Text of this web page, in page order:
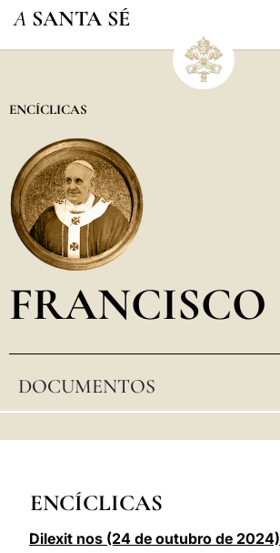
A SANTA SÉ
ENCÍCLICAS
FRANCISCO
DOCUMENTOS
ENCÍCLICAS
Dilexit nos (24 de outubro de 2024)